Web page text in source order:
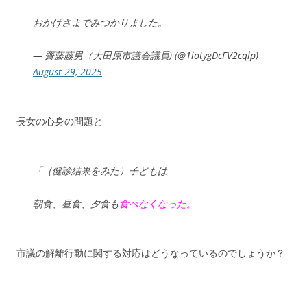
おかげさまでみつかりました。
— 齋藤藤男（大田原市議会議員) (@1iotygDcFV2cqlp)
August 29, 2025
長女の心身の問題と
「（健診結果をみた）子どもは
朝食、昼食、夕食も 食べなくなった。
市議の解離行動に関する対応はどうなっているのでしょうか？